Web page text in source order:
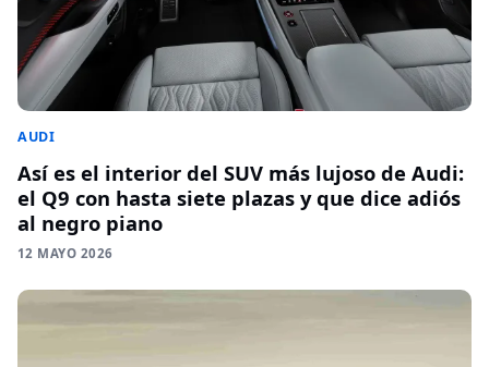
AUDI
Así es el interior del SUV más lujoso de Audi:
el Q9 con hasta siete plazas y que dice adiós
al negro piano
12 MAYO 2026